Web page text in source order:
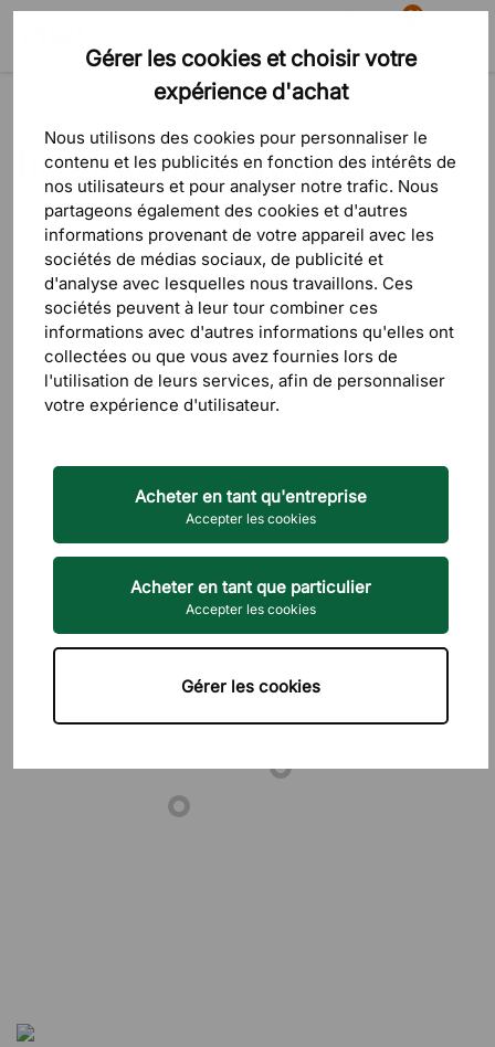
Gérer les cookies et choisir votre
expérience d'achat
Nous utilisons des cookies pour personnaliser le
contenu et les publicités en fonction des intérêts de
nos utilisateurs et pour analyser notre trafic. Nous
partageons également des cookies et d'autres
informations provenant de votre appareil avec les
sociétés de médias sociaux, de publicité et
d'analyse avec lesquelles nous travaillons. Ces
sociétés peuvent à leur tour combiner ces
informations avec d'autres informations qu'elles ont
collectées ou que vous avez fournies lors de
l'utilisation de leurs services, afin de personnaliser
votre expérience d'utilisateur.
Acheter en tant qu'entreprise
Accepter les cookies
Acheter en tant que particulier
Accepter les cookies
Gérer les cookies
Recherche
81
Panier
Inspiration et idées
Coloré, sobre, moderne ou traditionnel ? Trouvez votre style
pour aménager votre bureau. Pour vous inspirer, nous avons
rassemblé dans cette rubrique des suggestions pour bien
choisir les éléments composants votre bureau. Découvrez nos
photos sources d'inspiration et trouvez votre propre style.
Voir tous Lieux de travail Salles de réunion